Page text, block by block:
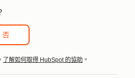
否
了解如何取得 HubSpot 的協助 。